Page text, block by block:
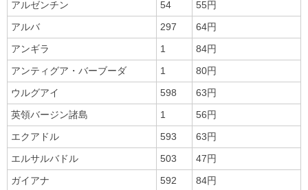
アルゼンチン
54
55円
アルバ
297
64円
アンギラ
1
84円
アンティグア・バーブーダ
1
80円
ウルグアイ
598
63円
英領バージン諸島
1
56円
エクアドル
593
63円
エルサルバドル
503
47円
ガイアナ
592
84円